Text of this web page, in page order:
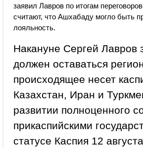
заявил Лавров по итогам
считают, что Ашхабаду могло быть
лояльность.
Накануне Сергей Лавров
должен оставаться
происходящее несет
Казахстан, Иран и
развитии полноценного
прикаспийскими
статусе Каспия 12